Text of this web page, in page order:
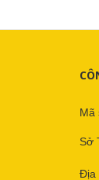
Mã
Sở
Địa